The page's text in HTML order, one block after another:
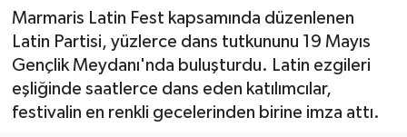
Marmaris Latin Fest kapsamında düzenlenen
Latin Partisi, yüzlerce dans tutkununu 19 Mayıs
Gençlik Meydanı'nda buluşturdu. Latin ezgileri
eşliğinde saatlerce dans eden katılımcılar,
festivalin en renkli gecelerinden birine imza attı.
Advertising news
Canlı Maç
Son Dakika Haberleri
Haber Arşivi